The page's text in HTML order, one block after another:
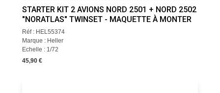
STARTER KIT 2 AVIONS NORD 2501 + NORD 2502
"NORATLAS" TWINSET - MAQUETTE À MONTER
Réf : HEL55374
Marque : Heller
Echelle : 1/72
45,90 €